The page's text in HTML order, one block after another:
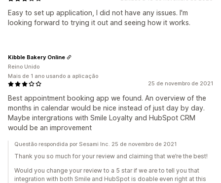
Easy to set up application, I did not have any issues. I'm
looking forward to trying it out and seeing how it works.
25 de novembro de 2021
Best appointment booking app we found. An overview of the
months in calendar would be nice instead of just day by day.
Maybe intergrations with Smile Loyalty and HubSpot CRM
would be an improvement
Kibble Bakery Online
Reino Unido
Mais de 1 ano usando a aplicação
Questão respondida por Sesami Inc. 25 de novembro de 2021
Thank you so much for your review and claiming that we’re the best!
Would you change your review to a 5 star if we are to tell you that
integration with both Smile and HubSpot is doable even right at this